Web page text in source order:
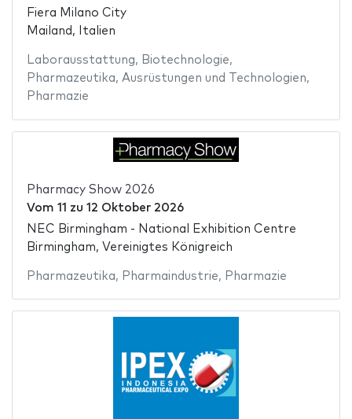
Fiera Milano City
Mailand, Italien
Laborausstattung, Biotechnologie,
Pharmazeutika, Ausrüstungen und Technologien,
Pharmazie
Pharmacy Show 2026
Vom 11 zu 12 Oktober 2026
NEC Birmingham - National Exhibition Centre
Birmingham, Vereinigtes Königreich
Pharmazeutika, Pharmaindustrie, Pharmazie